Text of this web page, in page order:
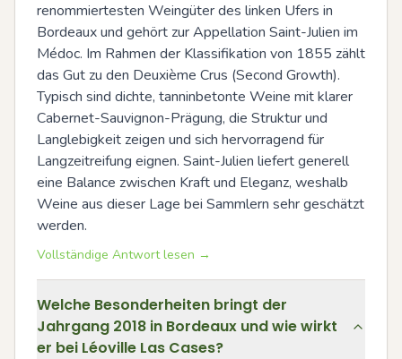
renommiertesten Weingüter des linken Ufers in
Bordeaux und gehört zur Appellation Saint-Julien im
Médoc. Im Rahmen der Klassifikation von 1855 zählt
das Gut zu den Deuxième Crus (Second Growth).
Typisch sind dichte, tanninbetonte Weine mit klarer
Cabernet-Sauvignon-Prägung, die Struktur und
Langlebigkeit zeigen und sich hervorragend für
Langzeitreifung eignen. Saint-Julien liefert generell
eine Balance zwischen Kraft und Eleganz, weshalb
Weine aus dieser Lage bei Sammlern sehr geschätzt
werden.
Vollständige Antwort lesen →
Welche Besonderheiten bringt der
Jahrgang 2018 in Bordeaux und wie wirkt
er bei Léoville Las Cases?